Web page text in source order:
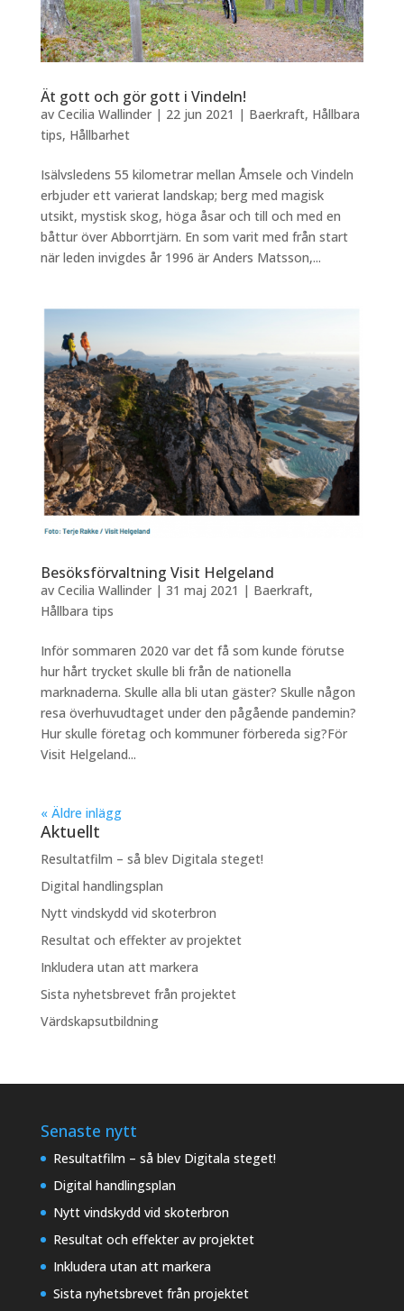
Ät gott och gör gott i Vindeln!
av Cecilia Wallinder| 22 jun 2021 | Baerkraft, Hållbara
tips, Hållbarhet
Isälvsledens 55 kilometrar mellan Åmsele och Vindeln
erbjuder ett varierat landskap; berg med magisk
utsikt, mystisk skog, höga åsar och till och med en
båttur över Abborrtjärn. En som varit med från start
när leden invigdes år 1996 är Anders Matsson,...
Besöksförvaltning Visit Helgeland
av Cecilia Wallinder| 31 maj 2021 | Baerkraft,
Hållbara tips
Inför sommaren 2020 var det få som kunde förutse
hur hårt trycket skulle bli från de nationella
marknaderna. Skulle alla bli utan gäster? Skulle någon
resa överhuvudtaget under den pågående pandemin?
Hur skulle företag och kommuner förbereda sig?För
Visit Helgeland...
« Äldre inlägg
Aktuellt
Resultatfilm – så blev Digitala steget!
Digital handlingsplan
Nytt vindskydd vid skoterbron
Resultat och effekter av projektet
Inkludera utan att markera
Sista nyhetsbrevet från projektet
Värdskapsutbildning
Senaste nytt
Resultatfilm – så blev Digitala steget!
Digital handlingsplan
Nytt vindskydd vid skoterbron
Resultat och effekter av projektet
Inkludera utan att markera
Sista nyhetsbrevet från projektet